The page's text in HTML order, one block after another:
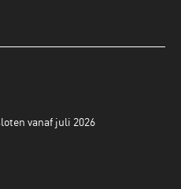
vanaf juli 2026